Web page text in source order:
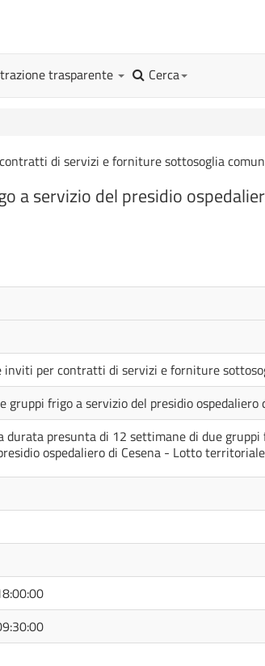
trasparente Cerca
di servizi e forniture sottosoglia
a servizio del presidio
inviti per contratti di servizi e forniture
gruppi frigo a servizio del presidio ospedaliero
durata presunta di 12 settimane di due
ospedaliero di Cesena - Lotto